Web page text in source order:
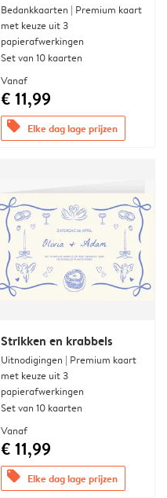
Bedankkaarten | Premium kaart
met keuze uit 3
papierafwerkingen
Set van 10 kaarten
Vanaf
€ 11,99
offers Elke dag lage prijzen
Strikken en krabbels
Uitnodigingen | Premium kaart
met keuze uit 3
papierafwerkingen
Set van 10 kaarten
Vanaf
€ 11,99
offers Elke dag lage prijzen